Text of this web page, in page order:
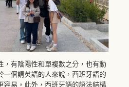
，有陰陽性和單複數之分，也有動
一個講英語的人來說，西班牙語的
容易。此外，西班牙語的語法結構